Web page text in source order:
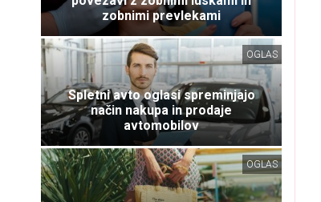
zobnimi prevlekami
OGLAS
Spletni avto oglasi spreminjajo
način nakupa in prodaje
avtomobilov
OGLAS